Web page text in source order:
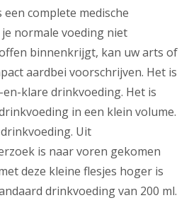
complete medische
normale voeding niet
binnenkrijgt, kan uw arts of
aardbei voorschrijven. Het is
klare drinkvoeding. Het is
in een klein volume.
Uit
is naar voren gekomen
deze kleine flesjes hoger is
drinkvoeding van 200 ml.